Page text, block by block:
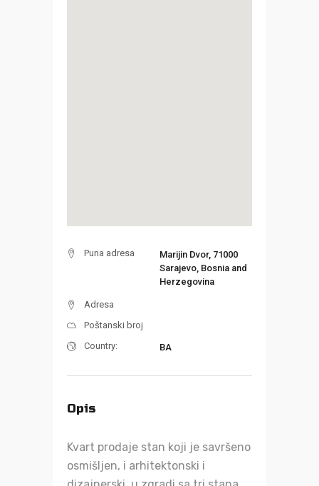
Puna adresa
Marijin Dvor, 71000
Sarajevo, Bosnia and
Herzegovina
Adresa
Poštanski broj
Country:
BA
Opis
Kvart prodaje stan koji je savršeno
osmišljen, i arhitektonski i